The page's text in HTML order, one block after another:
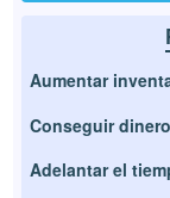
Aumentar
Conseguir dinero
Adelantar el